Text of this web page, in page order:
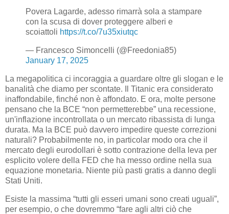
Povera Lagarde, adesso rimarrà sola a stampare
con la scusa di dover proteggere alberi e
scoiattoli https://t.co/7u35xiutqc
— Francesco Simoncelli (@Freedonia85)
January 17, 2025
La megapolitica ci incoraggia a guardare oltre gli slogan e le
banalità che diamo per scontate. Il Titanic era considerato
inaffondabile, finché non è affondato. E ora, molte persone
pensano che la BCE “non permetterebbe” una recessione,
un'inflazione incontrollata o un mercato ribassista di lunga
durata. Ma la BCE può davvero impedire queste correzioni
naturali? Probabilmente no, in particolar modo ora che il
mercato degli eurodollari è sotto contrazione della leva per
esplicito volere della FED che ha messo ordine nella sua
equazione monetaria. Niente più pasti gratis a danno degli
Stati Uniti.
Esiste la massima “tutti gli esseri umani sono creati uguali”,
per esempio, o che dovremmo “fare agli altri ciò che